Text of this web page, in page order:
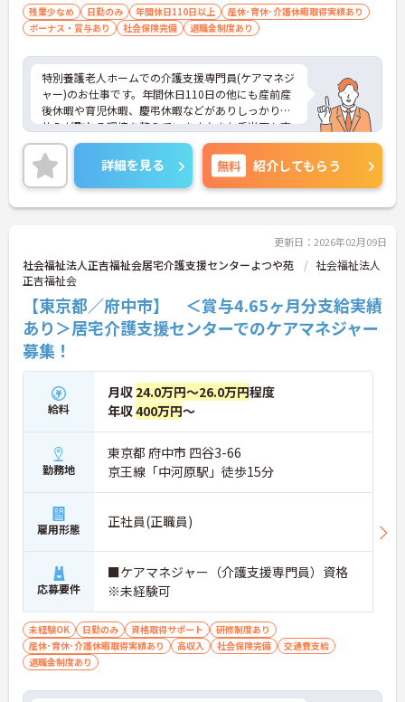
残業少なめ 日勤のみ 年間休日110日以上
産休･育休･介護休暇取得実績あり
ボーナス・賞与あり
社会保険完備 退職金制度あり
特別養護老人ホームでの介護支援専門員(ケアマネジ
ャー)のお仕事です。年間休日110日の他にも産前産
後休暇や育児休暇、慶弔休暇などがありしっかりお
休みが取れる環境を整えています♪また手当面も充
実しており、やりがいにも繋がります！ご興味のあ
る方には、面接対策ポイントなどさらに詳細をお話
いたしますので、お気軽にご相談ください。
詳細を見る 無料 紹介してもらう
更新日：2026年02月09日
社会福祉法人正吉福祉会居宅介護支援センターよつや苑
社会福祉法人
正吉福祉会
【東京都／府中市】 ＜賞与4.65ヶ月分支給実績
あり＞居宅介護支援センターでのケアマネジャー
募集！
給料
月収 24.0万円～26.0万円程度
年収400万円～
勤務地
東京都 府中市 四谷3-66
京王線「中河原駅」徒歩15分
雇用形態 正社員(正職員)
応募要件
■ケアマネジャー（介護支援専門員）資格
※未経験可
未経験OK 日勤のみ 資格取得サポート
研修制度あり
産休･育休･介護休暇取得実績あり
高収入 社会保険完備
交通費支給
退職金制度あり